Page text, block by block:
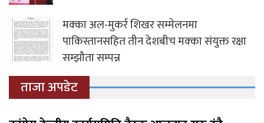
मक्का अल-मुकर्र शिखर सम्मेलनमा
पाकिस्तानसहित तीन देशबीच मक्का संयुक्त रक्षा
सम्झौता सम्पन्न
ताजा अपडेट